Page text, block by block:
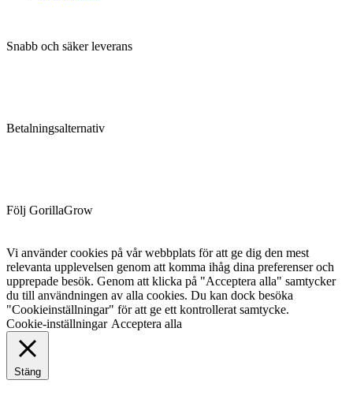
Snabb och säker leverans
Betalningsalternativ
Följ GorillaGrow
Vi använder cookies på vår webbplats för att ge dig den mest
relevanta upplevelsen genom att komma ihåg dina preferenser och
upprepade besök. Genom att klicka på "Acceptera alla" samtycker
du till användningen av alla cookies. Du kan dock besöka
"Cookieinställningar" för att ge ett kontrollerat samtycke.
Cookie-inställningar Acceptera alla
Stäng